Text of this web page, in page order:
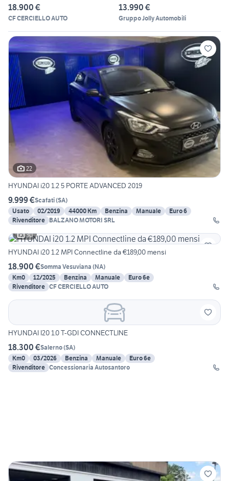
18.900 €
CF CERCIELLO AUTO
13.990 €
Gruppo Jolly Automobili
22
HYUNDAI i20 1.2 5 PORTE ADVANCED 2019
9.999 €Scafati(SA)
Usato
02/2019 44000 Km Benzina Manuale
Euro 6
Rivenditore BALZANO MOTORI SRL
30
HYUNDAI i20 1.2 MPI Connectline da €189,00 mensi
18.900 €Somma Vesuviana (NA)
Km0
12/2025 Benzina Manuale
Euro 6e
Rivenditore CF CERCIELLO AUTO
HYUNDAI I20 1.0 T-GDI CONNECTLINE
18.300 €Salerno(SA)
Km0
03/2026 Benzina Manuale
Euro 6e
Rivenditore Concessionaria Autosantoro